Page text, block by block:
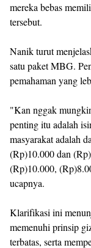
mereka bebas
tersebut.
Nanik turut
satu paket MBG.
pemahaman yang
"Kan nggak
penting itu adalah
masyarakat adalah
(Rp)10.000 dan
(Rp)10.000,
ucapnya.
Klarifikasi ini
memenuhi prinsip
terbatas, serta